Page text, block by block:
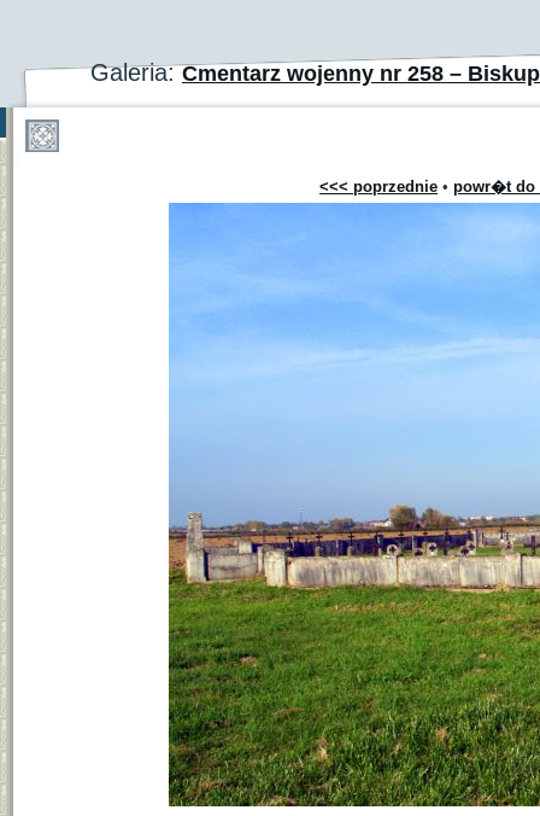
Galeria:Cmentarz wojenny nr 258 –
<<< poprzednie • powr�t do